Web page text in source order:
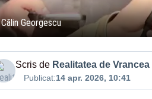
Călin Georgescu
Scris de Realitatea de Vrancea
Publicat:14 apr. 2026, 10:41